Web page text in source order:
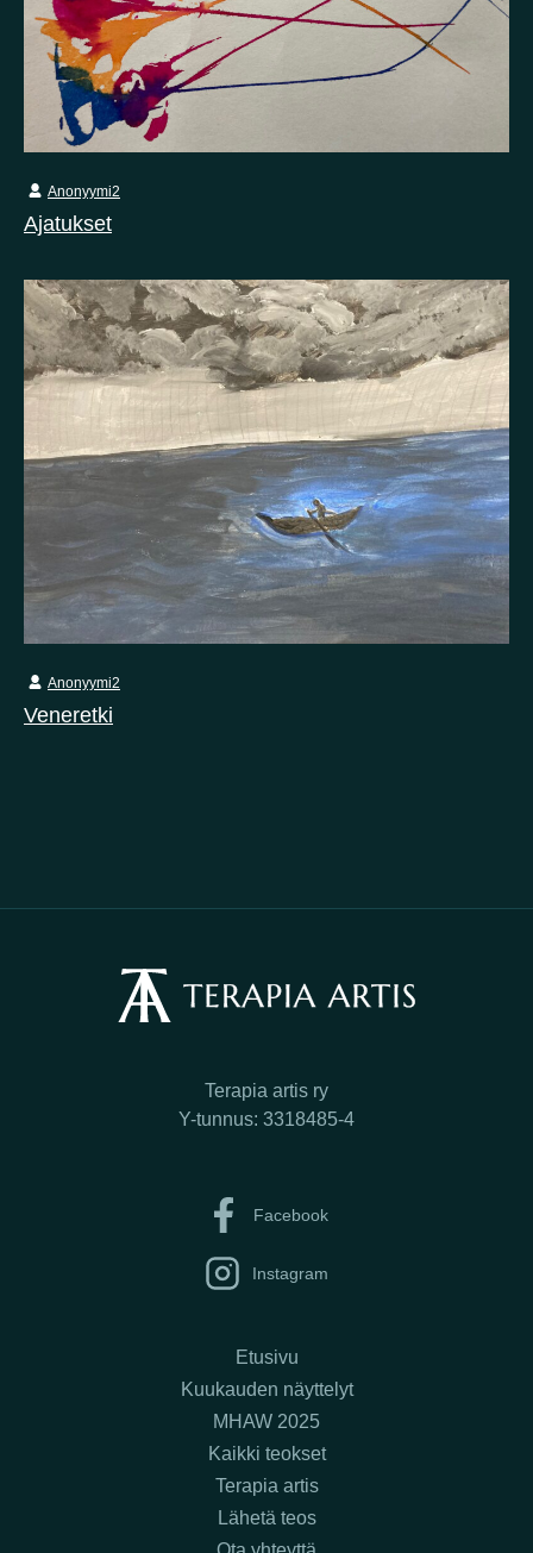
Ajatukset
Anonyymi2
Veneretki
Anonyymi2
Terapia artis ry
Y-tunnus: 3318485-4
Facebook
Instagram
Etusivu
Kuukauden näyttelyt
MHAW 2025
Kaikki teokset
Terapia artis
Lähetä teos